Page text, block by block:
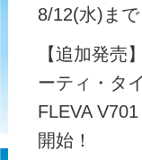
8/12(水)まで
【追加発売
ーティ・タ
FLEVA
開始！